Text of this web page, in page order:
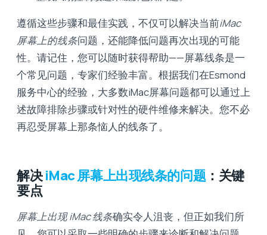
遵循这些步骤和最佳实践，不仅可以解决当前iMac
屏幕上的线条问题，还能降低问题再次出现的可能
性。请记住，您可以随时获得帮助——屏幕线条是一
个常见问题，专家们经验丰富。根据我们在Esmond
服务中心的经验，大多数iMac屏幕问题都可以通过上
述故障排除步骤或针对性的硬件维修来解决。您不必
再忍受屏幕上那条恼人的线条了。
解决iMac 屏幕上出现线条的问题：关键
要点
屏幕上出现 iMac 线条确实令人沮丧，但正如我们所